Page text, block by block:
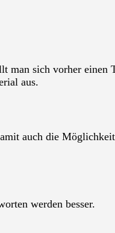
man sich vorher einen
aus.
auch die
werden besser.